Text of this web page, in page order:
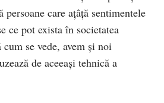
care ațâță sentimentele
ce pot exista în societatea
se vede, avem și noi
de aceeași tehnică a